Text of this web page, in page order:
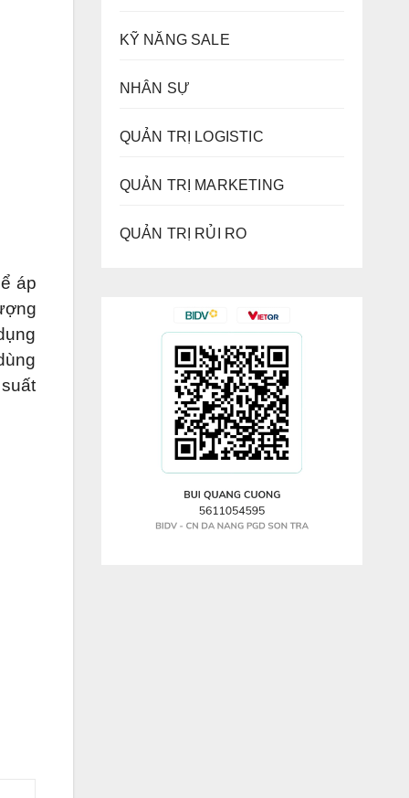
áp
KỸ NĂNG SALE
NHÂN SỰ
QUẢN TRỊ LOGISTIC
QUẢN TRỊ MARKETING
QUẢN TRỊ RỦI RO